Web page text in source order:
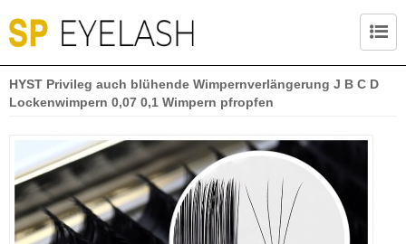
HYST Privileg auch blühende Wimpernverlängerung J B C D
Lockenwimpern 0,07 0,1 Wimpern pfropfen